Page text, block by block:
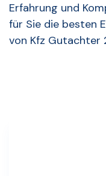
Erfahrung und
für Sie die besten
von Kfz Gutachter